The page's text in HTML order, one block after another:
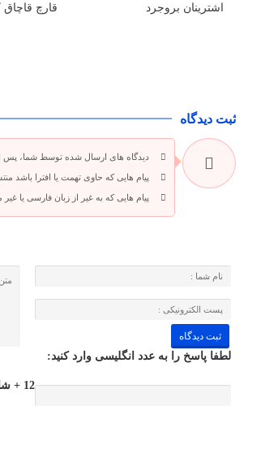
اشترینان بروجرد
قارچ
ثبت دیدگاه
دیدگاه های ارسال شده توسط شما، پس
پیام هایی که حاوی تهمت یا افترا باشد
پیام هایی که به غیر از زبان فارسی یا
لطفا پاسخ را به عدد انگلیسی وارد کنید:
12 + شانزده =